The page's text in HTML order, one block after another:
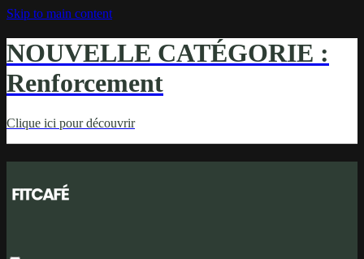
Skip to main content
NOUVELLE CATÉGORIE :
Renforcement
Clique ici pour découvrir